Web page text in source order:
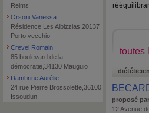
Reims
Orsoni Vanessa
Résidence Les Albizzias,20137
Porto vecchio
Crevel Romain
85 boulevard de la
démocratie,34130 Mauguio
Dambrine Aurélie
24 rue Pierre Brossolette,36100
Issoudun
toutes
proposé par
12 Avenue